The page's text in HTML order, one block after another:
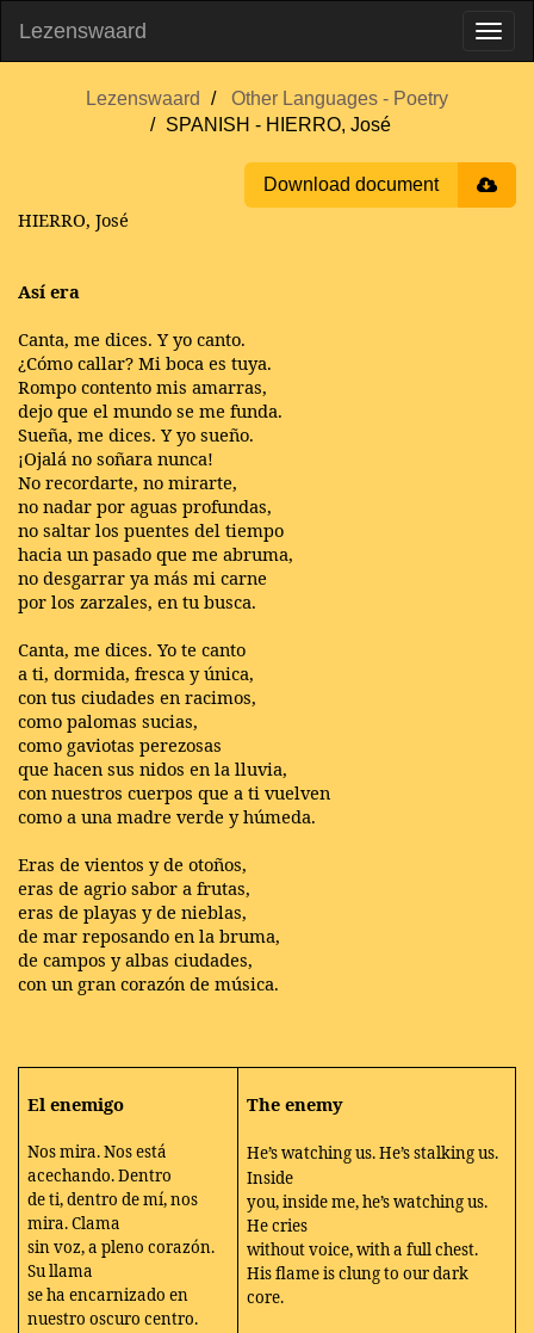
Lezenswaard
Lezenswaard
Other Languages - Poetry
SPANISH - HIERRO, José
Download document
HIERRO, José
Así era
Canta, me dices. Y yo canto.
¿Cómo callar? Mi boca es tuya.
Rompo contento mis amarras,
dejo que el mundo se me funda.
Sueña, me dices. Y yo sueño.
¡Ojalá no soñara nunca!
No recordarte, no mirarte,
no nadar por aguas profundas,
no saltar los puentes del tiempo
hacia un pasado que me abruma,
no desgarrar ya más mi carne
por los zarzales, en tu busca.
Canta, me dices. Yo te canto
a ti, dormida, fresca y única,
con tus ciudades en racimos,
como palomas sucias,
como gaviotas perezosas
que hacen sus nidos en la lluvia,
con nuestros cuerpos que a ti vuelven
como a una madre verde y húmeda.
Eras de vientos y de otoños,
eras de agrio sabor a frutas,
eras de playas y de nieblas,
de mar reposando en la bruma,
de campos y albas ciudades,
con un gran corazón de música.
El enemigo
Nos mira. Nos está
acechando. Dentro
de ti, dentro de mí, nos
mira. Clama
sin voz, a pleno corazón.
Su llama
se ha encarnizado en
nuestro oscuro centro.
The enemy
He’s watching us. He’s stalking us.
Inside
you, inside me, he’s watching us.
He cries
without voice, with a full chest.
His flame is clung to our dark
core.